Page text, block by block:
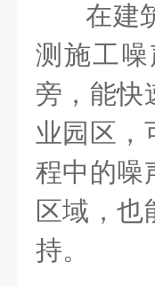
在建
测施工
旁，能快
业园区，
程中的噪
区域，也
持。